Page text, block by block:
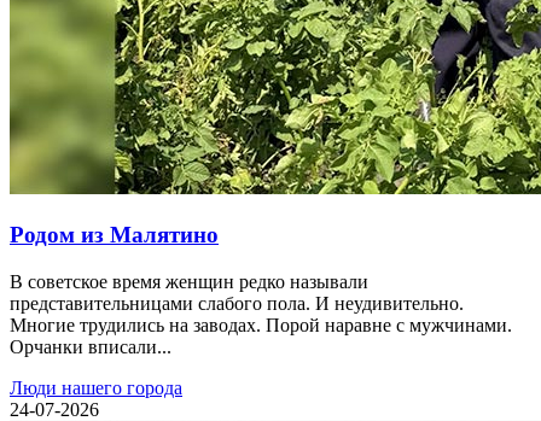
Родом из Малятино
В советское время женщин редко называли
представительницами слабого пола. И неудивительно.
Многие трудились на заводах. Порой наравне с мужчинами.
Орчанки вписали...
Люди нашего города
24-07-2026